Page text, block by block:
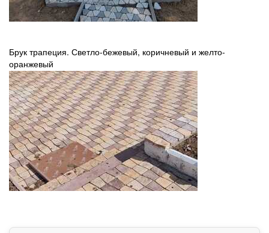
Брук трапеция. Светло-бежевый, коричневый и желто-
оранжевый